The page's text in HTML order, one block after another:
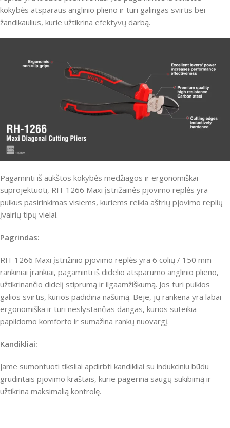
kokybės atsparaus anglinio plieno ir turi galingas svirtis bei
žandikaulius, kurie užtikrina efektyvų darbą.
Pagaminti iš aukštos kokybės medžiagos ir ergonomiškai
suprojektuoti, RH-1266 Maxi įstrižainės pjovimo replės yra
puikus pasirinkimas visiems, kuriems reikia aštrių pjovimo replių
įvairių tipų vielai.
Pagrindas:
RH-1266 Maxi įstrižinio pjovimo replės yra 6 colių / 150 mm
rankiniai įrankiai, pagaminti iš didelio atsparumo anglinio plieno,
užtikrinančio didelį stiprumą ir ilgaamžiškumą. Jos turi puikios
galios svirtis, kurios padidina našumą. Beje, jų rankena yra labai
ergonomiška ir turi neslystančias dangas, kurios suteikia
papildomo komforto ir sumažina rankų nuovargį.
Kandikliai:
Jame sumontuoti tiksliai apdirbti kandikliai su indukciniu būdu
grūdintais pjovimo kraštais, kurie pagerina saugų sukibimą ir
užtikrina maksimalią kontrolę.